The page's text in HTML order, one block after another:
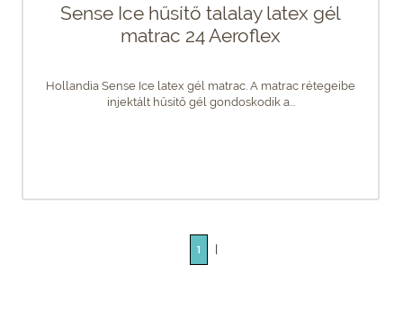
Sense Ice hűsítő talalay latex gél
matrac 24 Aeroflex
Hollandia Sense Ice latex gél matrac. A matrac rétegeibe
injektált hűsítő gél gondoskodik a...
1 |